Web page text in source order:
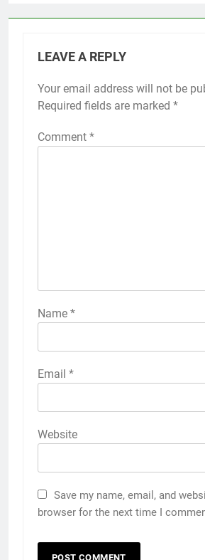
LEAVE A REPLY
Your email address will not be
Required fields are marked *
Comment *
Name *
Email *
Website
Save my name, email, and
browser for the next time I